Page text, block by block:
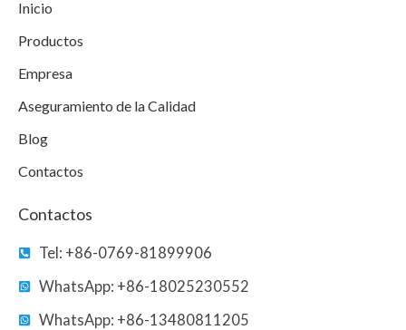
o
k
Inicio
Productos
Empresa
Aseguramiento de la Calidad
Blog
Contactos
Contactos
Tel: +86-0769-81899906
WhatsApp: +86-18025230552
WhatsApp: +86-13480811205